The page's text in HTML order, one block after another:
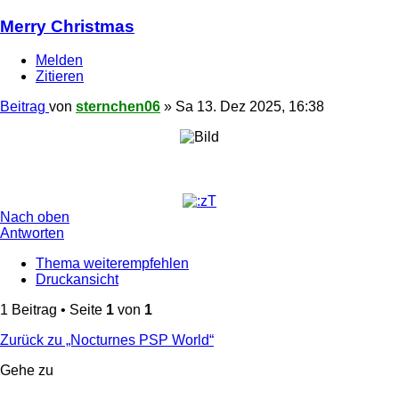
Merry Christmas
Melden
Zitieren
Beitrag von sternchen06 » Sa 13. Dez 2025, 16:38
Nach oben
Antworten
Thema weiterempfehlen
Druckansicht
1 Beitrag • Seite 1 von 1
Zurück zu „Nocturnes PSP World“
Gehe zu